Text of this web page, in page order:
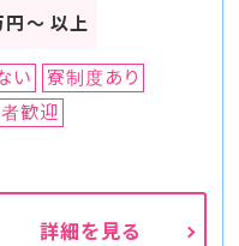
円～ 以上
い
寮制度あり
歓迎
詳細を見る